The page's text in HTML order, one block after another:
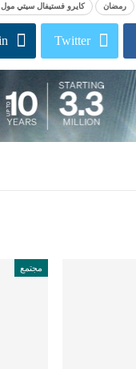
رمضان كايرو فستيفال سيتي مول
Twitter
مجتمع